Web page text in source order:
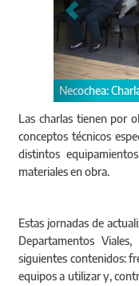
Técnicas de
Las charlas tienen por
conceptos técnicos
distintos
materiales en obra.
Estas jornadas de
Departamentos
siguientes contenidos:
equipos a utilizar y,